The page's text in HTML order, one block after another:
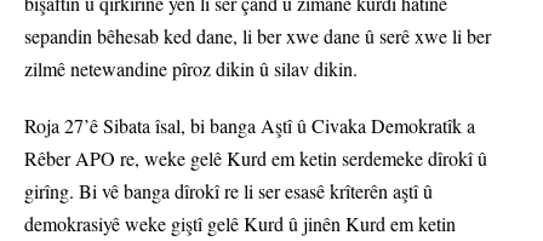
sepandin bêhesab ked dane, li ber xwe dane û serê xwe li ber
zilmê netewandine pîroz dikin û silav dikin.
Roja 27’ê Sibata îsal, bi banga Aştî û Civaka Demokratîk a
Rêber APO re, weke gelê Kurd em ketin serdemeke dîrokî û
girîng. Bi vê banga dîrokî re li ser esasê krîterên aştî û
demokrasiyê weke giştî gelê Kurd û jinên Kurd em ketin